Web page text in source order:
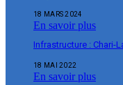
18 MARS 2024
En savoir plus
Infrastructure : Chari-
18 MAI 2022
En savoir plus